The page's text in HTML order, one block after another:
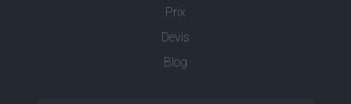
Prix
Devis
Blog